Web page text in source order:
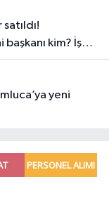
başkanı kim? İşte